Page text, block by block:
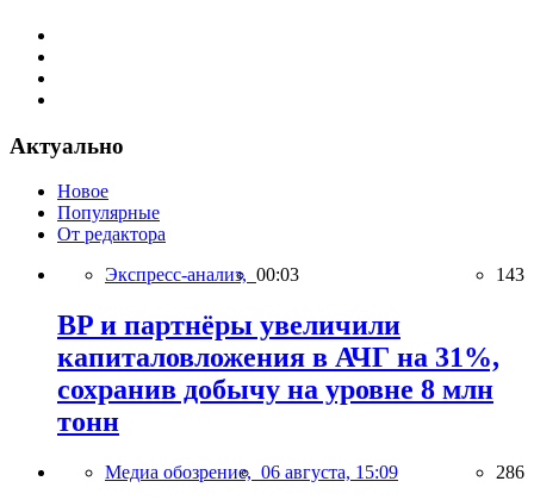
Актуально
Новое
Популярные
От редактора
Экспресс-анализ, 00:03 143
BP и партнёры увеличили
капиталовложения в АЧГ на 31%,
сохранив добычу на уровне 8 млн
тонн
Медиа обозрение, 06 августа, 15:09 286